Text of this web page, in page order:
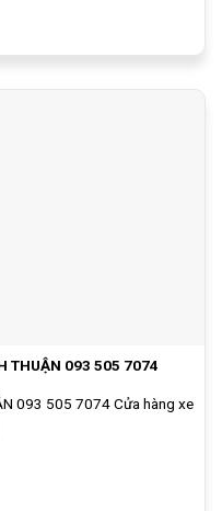
THUẬN 093 505 7074
093 505 7074 Cửa hàng xe